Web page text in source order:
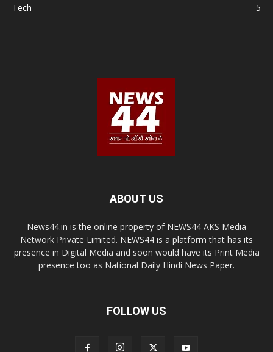
Tech
5
ABOUT US
News44.in is the online property of NEWS44 AKS Media
Network Private Limited. NEWS44 is a platform that has its
presence in Digital Media and soon would have its Print Media
presence too as National Daily Hindi News Paper.
FOLLOW US